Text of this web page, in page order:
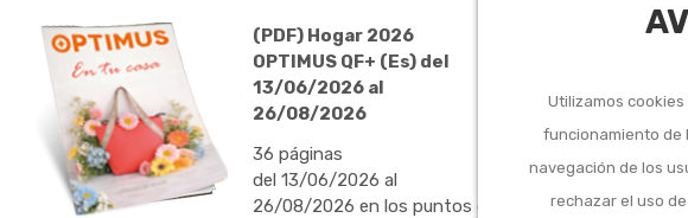
Utilizamos
funcionamiento de
navegación de los
rechazar el uso
(PDF) Hogar 2026
OPTIMUS QF+ (Es) del
13/06/2026 al
26/08/2026
36 páginas
del 13/06/2026 al
26/08/2026 en los puntos de